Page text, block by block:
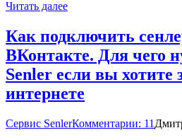
Читать далее
Как подключить
ВКонтакте. Для чего
Senler если вы хотите
интернете
Сервис SenlerКомментарии: 11